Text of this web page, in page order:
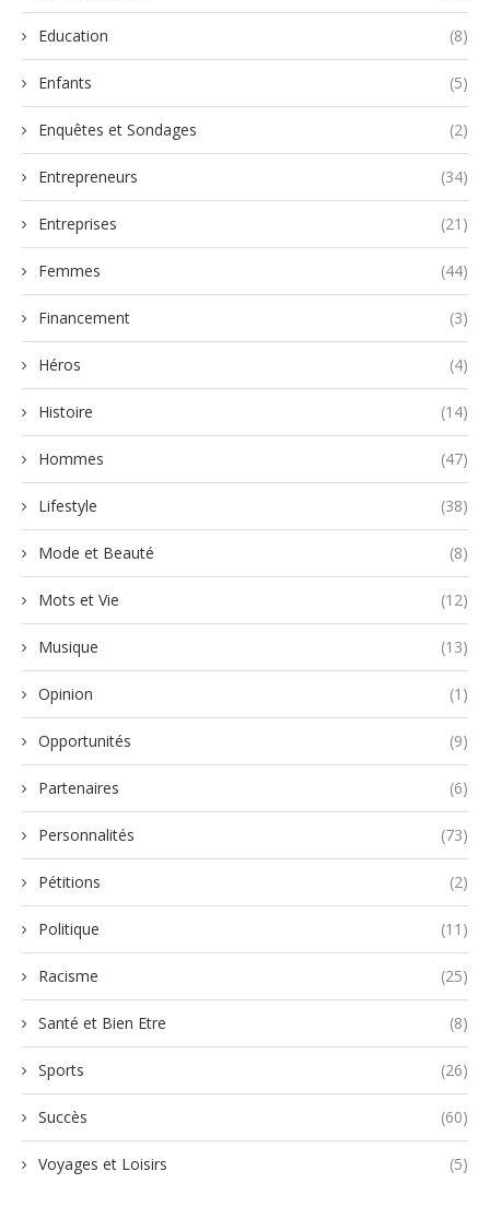
Education (8)
Enfants (5)
Enquêtes et Sondages (2)
Entrepreneurs (34)
Entreprises (21)
Femmes (44)
Financement (3)
Héros (4)
Histoire (14)
Hommes (47)
Lifestyle (38)
Mode et Beauté (8)
Mots et Vie (12)
Musique (13)
Opinion (1)
Opportunités (9)
Partenaires (6)
Personnalités (73)
Pétitions (2)
Politique (11)
Racisme (25)
Santé et Bien Etre (8)
Sports (26)
Succès (60)
Voyages et Loisirs (5)